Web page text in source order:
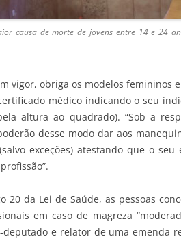
causa de morte de jovens entre 14 e 24
vigor, obriga os modelos femininos
médico indicando o seu
altura ao quadrado). “Sob a
desse modo dar aos
exceções) atestando que o
20 da Lei de Saúde, as pessoas
em caso de magreza
deputado e relator de uma emenda